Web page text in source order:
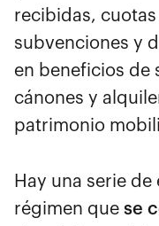
recibidas,
subvenciones y
en beneficios de
cánones y
patrimonio
Hay una serie
régimen que se